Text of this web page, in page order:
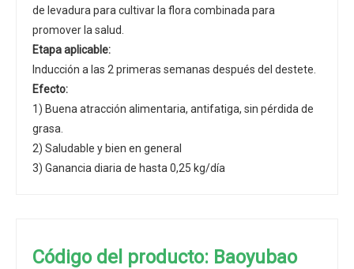
de levadura para cultivar la flora combinada para
promover la salud.
Etapa aplicable:
Inducción a las 2 primeras semanas después del destete.
Efecto:
1) Buena atracción alimentaria, antifatiga, sin pérdida de
grasa.
2) Saludable y bien en general
3) Ganancia diaria de hasta 0,25 kg/día
Código del producto: Baoyubao